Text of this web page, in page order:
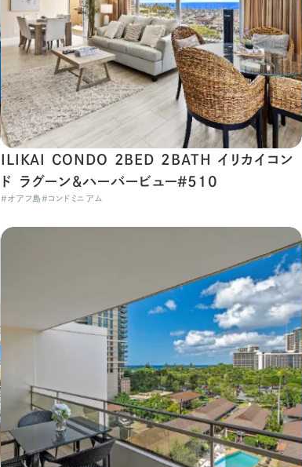
ILIKAI CONDO 2BED 2BATH イリカイコン
ド ラグーン＆ハーバービュー#510
#オアフ島#コンドミニアム